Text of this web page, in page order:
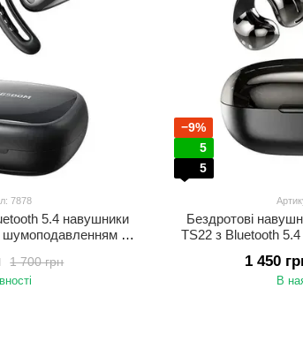
7878
5.4 навушники
шумоподавленням та
1 700 грн
−9%
5
5
Бездротові
TS22 з Bluetooth
1 450
В